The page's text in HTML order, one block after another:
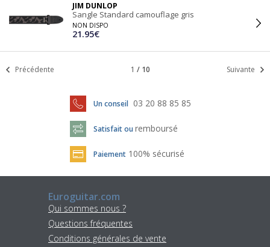
JIM DUNLOP
Sangle Standard camouflage gris
NON DISPO
21.95€
Précédente 1 / 10 Suivante
Un conseil 03 20 88 85 85
Satisfait ou remboursé
Paiement 100% sécurisé
Euroguitar.com
Qui sommes nous ?
Questions fréquentes
Conditions générales de vente